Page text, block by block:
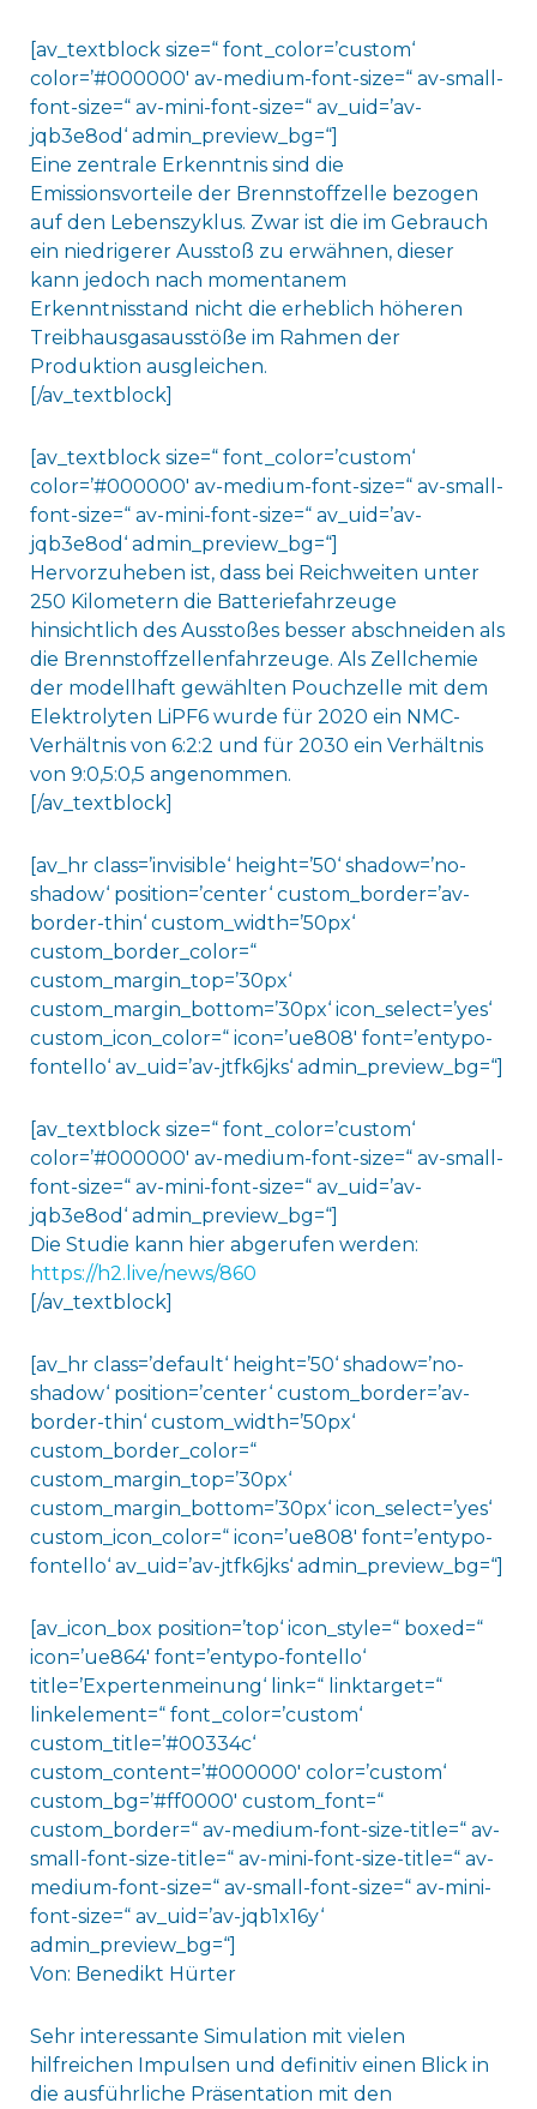
[av_textblock size=“ font_color=’custom‘
color=’#000000′ av-medium-font-size=“ av-small-
font-size=“ av-mini-font-size=“ av_uid=’av-
jqb3e8od‘ admin_preview_bg=“]
Eine zentrale Erkenntnis sind die
Emissionsvorteile der Brennstoffzelle bezogen
auf den Lebenszyklus. Zwar ist die im Gebrauch
ein niedrigerer Ausstoß zu erwähnen, dieser
kann jedoch nach momentanem
Erkenntnisstand nicht die erheblich höheren
Treibhausgasausstöße im Rahmen der
Produktion ausgleichen.
[/av_textblock]
[av_textblock size=“ font_color=’custom‘
color=’#000000′ av-medium-font-size=“ av-small-
font-size=“ av-mini-font-size=“ av_uid=’av-
jqb3e8od‘ admin_preview_bg=“]
Hervorzuheben ist, dass bei Reichweiten unter
250 Kilometern die Batteriefahrzeuge
hinsichtlich des Ausstoßes besser abschneiden als
die Brennstoffzellenfahrzeuge. Als Zellchemie
der modellhaft gewählten Pouchzelle mit dem
Elektrolyten LiPF6 wurde für 2020 ein NMC-
Verhältnis von 6:2:2 und für 2030 ein Verhältnis
von 9:0,5:0,5 angenommen.
[/av_textblock]
[av_hr class=’invisible‘ height=’50‘ shadow=’no-
shadow‘ position=’center‘ custom_border=’av-
border-thin‘ custom_width=’50px‘
custom_border_color=“
custom_margin_top=’30px‘
custom_margin_bottom=’30px‘ icon_select=’yes‘
custom_icon_color=“ icon=’ue808′ font=’entypo-
fontello‘ av_uid=’av-jtfk6jks‘ admin_preview_bg=“]
[av_textblock size=“ font_color=’custom‘
color=’#000000′ av-medium-font-size=“ av-small-
font-size=“ av-mini-font-size=“ av_uid=’av-
jqb3e8od‘ admin_preview_bg=“]
Die Studie kann hier abgerufen werden:
https://h2.live/news/860
[/av_textblock]
[av_hr class=’default‘ height=’50‘ shadow=’no-
shadow‘ position=’center‘ custom_border=’av-
border-thin‘ custom_width=’50px‘
custom_border_color=“
custom_margin_top=’30px‘
custom_margin_bottom=’30px‘ icon_select=’yes‘
custom_icon_color=“ icon=’ue808′ font=’entypo-
fontello‘ av_uid=’av-jtfk6jks‘ admin_preview_bg=“]
[av_icon_box position=’top‘ icon_style=“ boxed=“
icon=’ue864′ font=’entypo-fontello‘
title=’Expertenmeinung‘ link=“ linktarget=“
linkelement=“ font_color=’custom‘
custom_title=’#00334c‘
custom_content=’#000000′ color=’custom‘
custom_bg=’#ff0000′ custom_font=“
custom_border=“ av-medium-font-size-title=“ av-
small-font-size-title=“ av-mini-font-size-title=“ av-
medium-font-size=“ av-small-font-size=“ av-mini-
font-size=“ av_uid=’av-jqb1x16y‘
admin_preview_bg=“]
Von: Benedikt Hürter
Sehr interessante Simulation mit vielen
hilfreichen Impulsen und definitiv einen Blick in
die ausführliche Präsentation mit den